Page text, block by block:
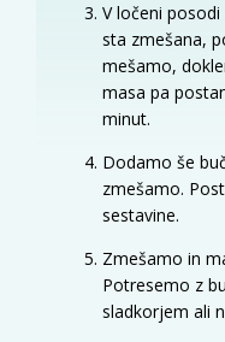
V ločeni
sta zmešana,
mešamo,
masa pa
minut.
Dodamo še
zmešamo.
sestavine.
Zmešamo in
Potresemo z
sladkorjem ali